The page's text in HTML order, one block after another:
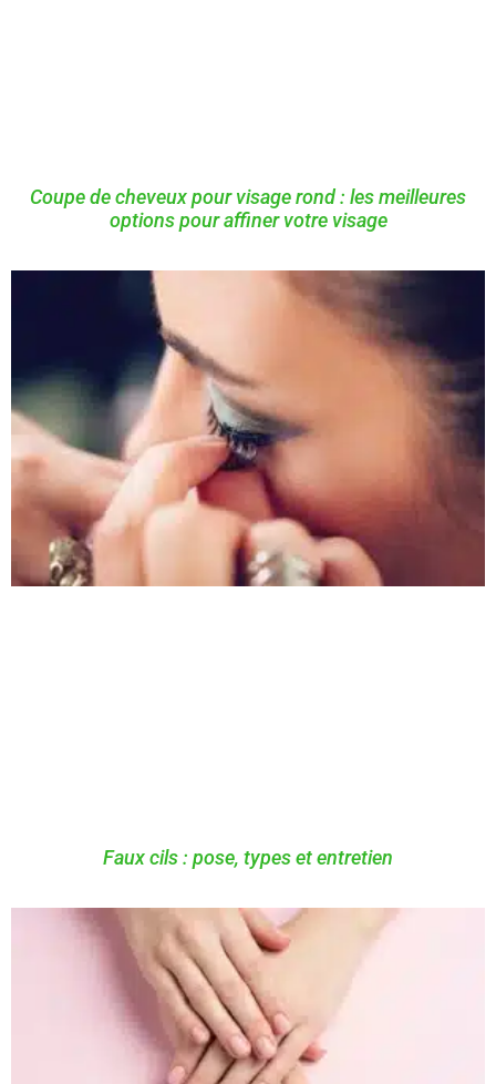
Coupe de cheveux pour visage rond : les meilleures
options pour affiner votre visage
Faux cils : pose, types et entretien